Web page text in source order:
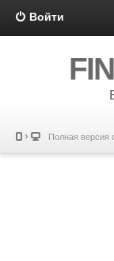
Войти
Полная версия